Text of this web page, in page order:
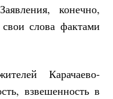
конечно,
слова фактами
Карачаево-
взвешенность в